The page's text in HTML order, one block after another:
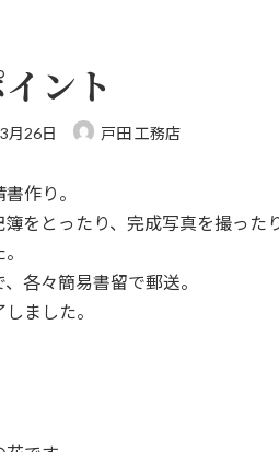
ント
月26日 戸田 工務店
作り。
をとったり、完成写真を撮ったり
各々簡易書留で郵送。
ました。